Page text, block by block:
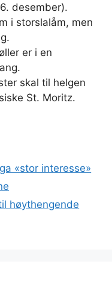
desember).
i storslalåm, men
er i en
skal til helgen
St. Moritz.
«stor interesse»
høythengende